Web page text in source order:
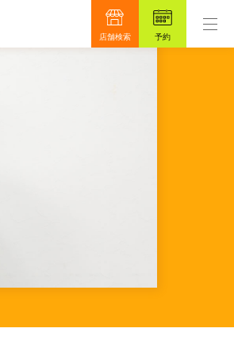
もっと真面目に、もっと安心を目指して
店舗検索 予約